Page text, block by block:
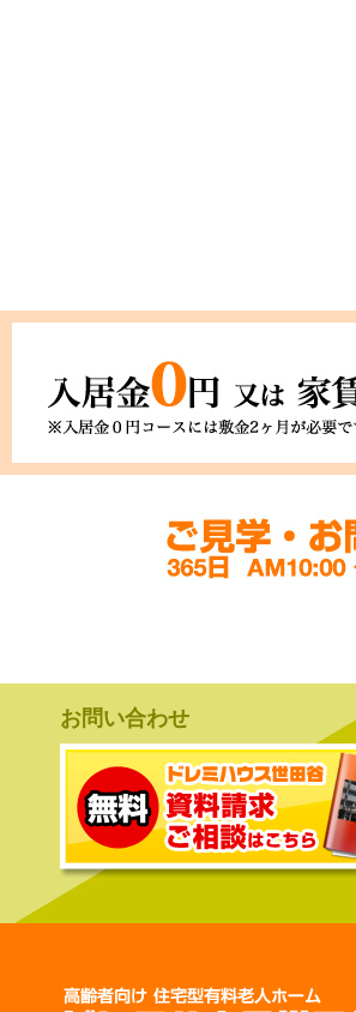
お問い合わせ